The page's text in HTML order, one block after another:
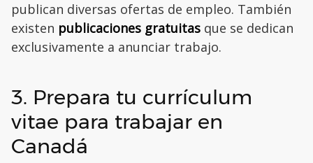
publican diversas ofertas de empleo. También
existen publicaciones gratuitas que se dedican
exclusivamente a anunciar trabajo.
3. Prepara tu currículum
vitae para trabajar en
Canadá